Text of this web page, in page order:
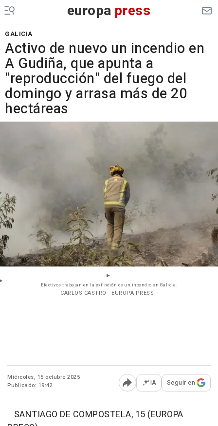
europa press
GALICIA
Activo de nuevo un incendio en
A Gudiña, que apunta a
"reproducción" del fuego del
domingo y arrasa más de 20
hectáreas
Efectivos trabajan en la extinción de un incendio en Galicia.
- CARLOS CASTRO - EUROPA PRESS
Miércoles, 15 octubre 2025
Publicado: 19:42
Abrir opciones para
IA Seguir en
SANTIAGO DE COMPOSTELA, 15 (EUROPA